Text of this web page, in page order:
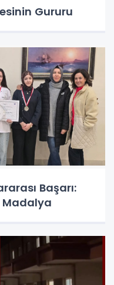
Gururu
Başarı:
Madalya